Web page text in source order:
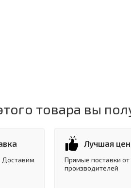
товара вы
Доставим
Лучшая
Прямые поставки от
производителей